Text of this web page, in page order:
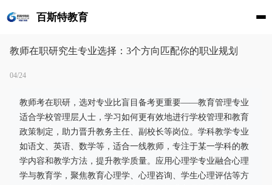
百斯特教育
教师在职研究生专业选择：3个方向匹配你的职业规划
04/24
教师考在职研，选对专业比盲目备考更重要——教育管理专业
适合学校管理层人士，学习如何更有效地进行学校管理和教育
政策制定，助力晋升教务主任、副校长等岗位。学科教学专业
如语文、英语、数学等，适合一线教师，专注于某一学科的教
学内容和教学方法，提升教学质量。应用心理学专业融合心理
学与教育学，聚焦教育心理学、心理咨询、学生心理评估等方